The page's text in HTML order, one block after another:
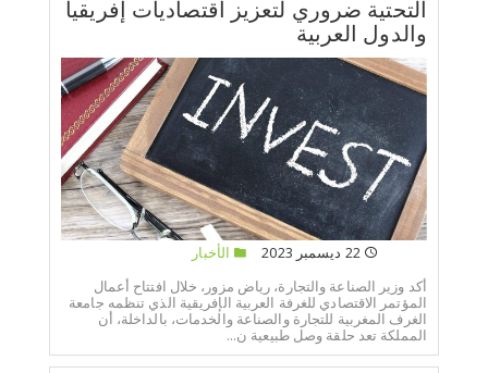
التحتية ضروري لتعزيز اقتصاديات إفريقيا
والدول العربية
22 ديسمبر 2023
الأخبار
أكد وزير الصناعة والتجارة، رياض مزور، خلال افتتاح أعمال
المؤتمر الاقتصادي للغرفة العربية الإفريقية الذي تنظمه جامعة
الغرف المغربية للتجارة والصناعة والخدمات، بالداخلة، أن
المملكة تعد حلقة وصل طبيعية ن...